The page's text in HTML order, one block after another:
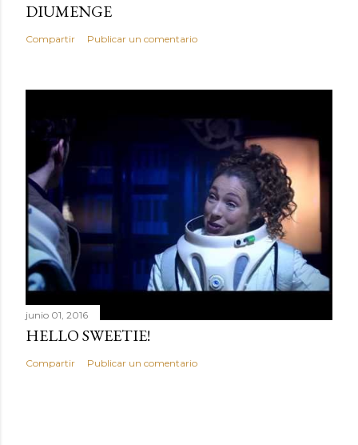
DIUMENGE
Compartir Publicar un comentario
junio 01, 2016
HELLO SWEETIE!
Compartir Publicar un comentario